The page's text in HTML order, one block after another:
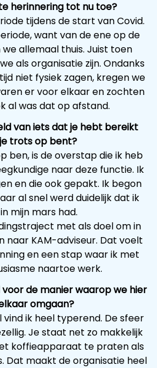
herinnering tot nu toe?
tijdens de start van Covid.
want van de ene op de
allemaal thuis. Juist toen
als organisatie zijn. Ondanks
niet fysiek zagen, kregen we
er voor elkaar en zochten
al was dat op afstand.
van iets dat je hebt bereikt
trots op bent?
ben, is de overstap die ik heb
naar deze functie. Ik
en die ook gepakt. Ik begon
al snel werd duidelijk dat ik
mijn mars had.
met als doel om in
naar KAM-adviseur. Dat voelt
en een stap waar ik met
naartoe werk.
de manier waarop we hier
omgaan?
ik heel typerend. De sfeer
Je staat net zo makkelijk
koffieapparaat te praten als
Dat maakt de organisatie heel